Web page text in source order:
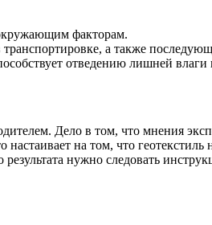
факторам.
а также
отведению лишней
Дело в том, что мнения
на том, что
нужно следовать